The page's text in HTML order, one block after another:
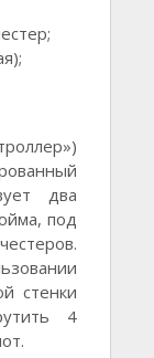
два
под
стенки
4